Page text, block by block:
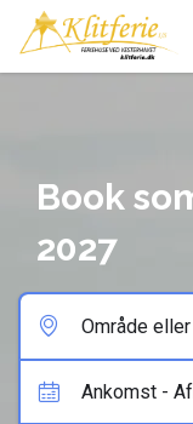
Book
2027